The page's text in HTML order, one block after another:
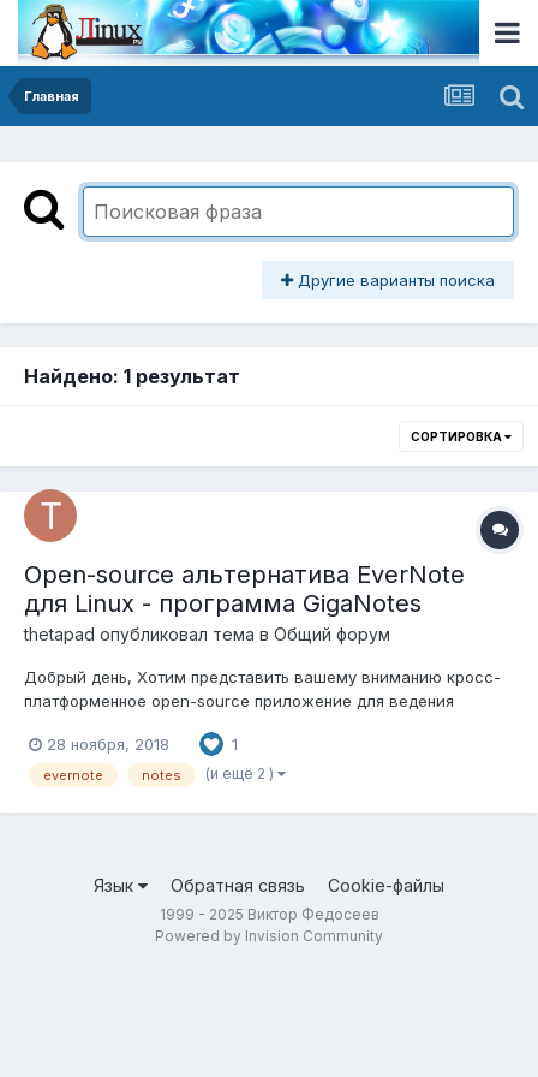
Главная
Другие варианты поиска
Найдено: 1 результат
СОРТИРОВКА
Open-source альтернатива EverNote
для Linux - программа GigaNotes
thetapad опубликовал тема в Общий форум
Добрый день, Хотим представить вашему вниманию кросс-
платформенное open-source приложение для ведения
особенности: Древовидная иерархия папок для хранения
заметок Ведение заметок без подключения с сети
28 ноября, 2018 1
evernote notes (и ещё 2 )
Язык Обратная связь Cookie-файлы
1999 - 2025 Виктор Федосеев
Powered by Invision Community